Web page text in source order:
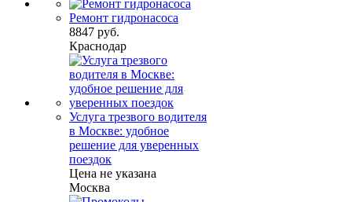
Ремонт гидронасоса
8847 руб.
Краснодар
Услуга трезвого водителя
в Москве: удобное
решение для уверенных
поездок
Цена не указана
Москва